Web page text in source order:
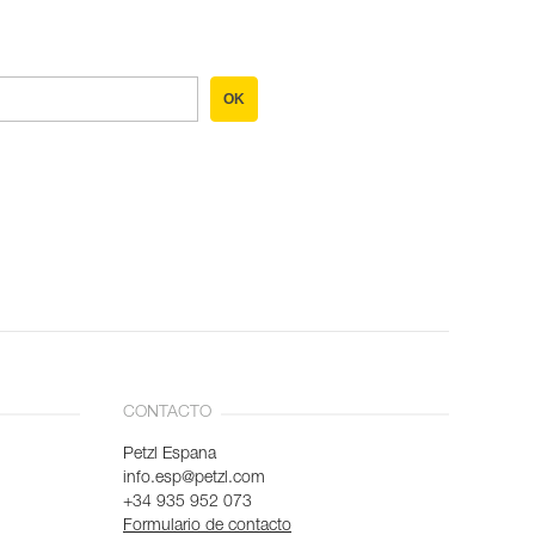
OK
CONTACTO
Petzl Espana
info.esp@petzl.com
+34 935 952 073
Formulario de contacto